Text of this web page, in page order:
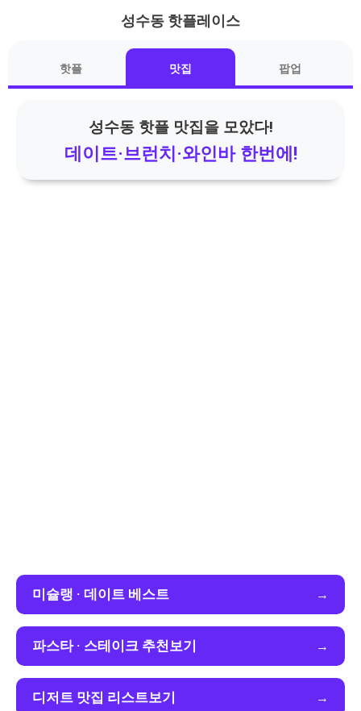
기본 콘텐츠로 건너뛰기
성수동 핫플레이스
핫플 맛집 팝업
성수동 핫플 맛집을 모았다!
데이트·브런치·와인바 한번에!
미슐랭 · 데이트 베스트
파스타 · 스테이크 추천보기
디저트 맛집 리스트보기